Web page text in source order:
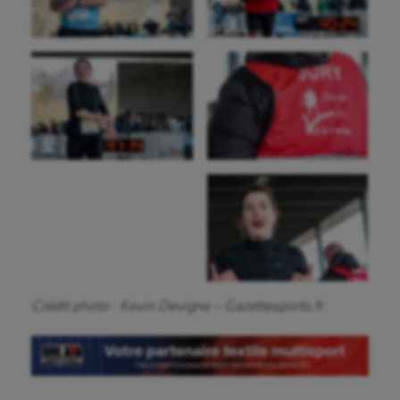
Crédit photo : Kevin Devigne – Gazettesports.fr